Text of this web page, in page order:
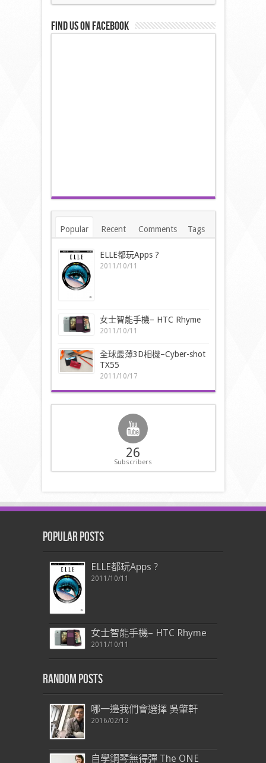
Find us on Facebook
Popular Recent Comments Tags
ELLE都玩Apps ?
2011/10/11
女士智能手機– HTC Rhyme
2011/10/11
全球最薄3D相機–Cyber-shot
TX55
2011/10/17
26
Subscribers
Popular Posts
ELLE都玩Apps ?
2011/10/11
女士智能手機– HTC Rhyme
2011/10/11
Random Posts
哪一邊我們會選擇 吳肇軒
2016/02/12
自學鋼琴無得彈 The ONE